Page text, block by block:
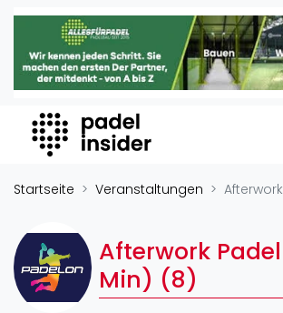
Padel Insider
Home
Organisationen
Buchungssysteme
Padel-Shops
Padelplatzbauer
Verschiedenes
Veranstaltungen
Startseite Veranstaltungen
Afterwork Padel
Min) (8)